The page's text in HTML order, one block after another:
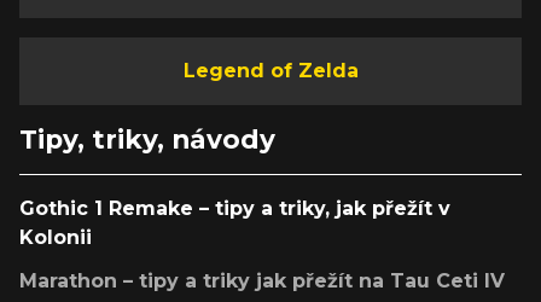
Legend of Zelda
Tipy, triky, návody
Gothic 1 Remake – tipy a triky, jak přežít v
Kolonii
Marathon – tipy a triky jak přežít na Tau Ceti IV